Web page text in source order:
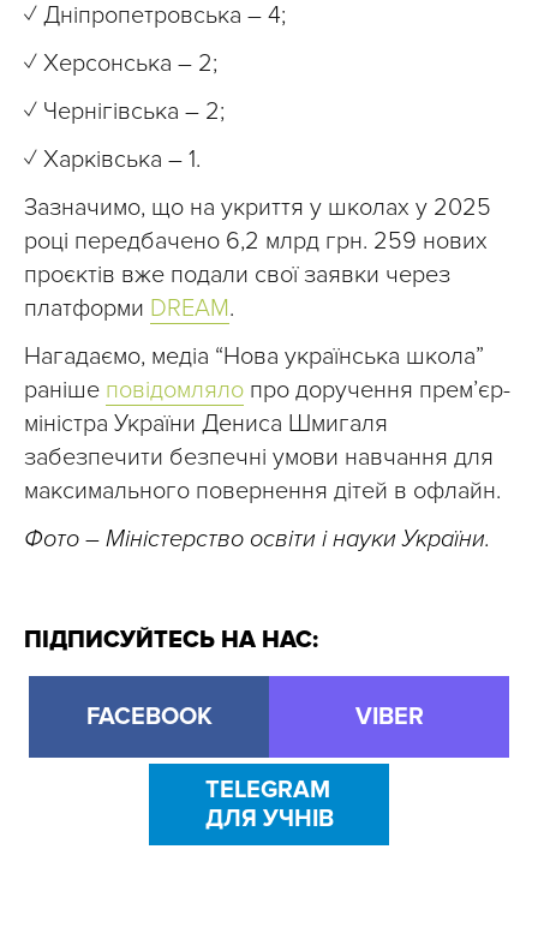
✓ Дніпропетровська – 4;
✓ Херсонська – 2;
✓ Чернігівська – 2;
✓ Харківська – 1.
Зазначимо, що на укриття у школах у 2025
році передбачено 6,2 млрд грн. 259 нових
проєктів вже подали свої заявки через
платформи DREAM.
Нагадаємо, медіа “Нова українська школа”
раніше повідомляло про доручення прем’єр-
міністра України Дениса Шмигаля
забезпечити безпечні умови навчання для
максимального повернення дітей в офлайн.
Фото – Міністерство освіти і науки України.
ПІДПИСУЙТЕСЬ НА НАС:
FACEBOOK VIBER
TELEGRAM
ДЛЯ УЧНІВ